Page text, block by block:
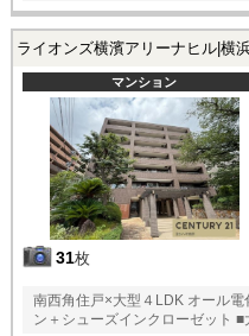
マンション
31枚
南西角住戸×大型４LDK オール
ン＋シューズインクローゼット